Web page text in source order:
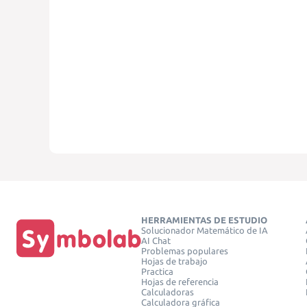
HERRAMIENTAS DE ESTUDIO
Solucionador Matemático de IA
AI Chat
Problemas populares
Hojas de trabajo
Practica
Hojas de referencia
Calculadoras
Calculadora gráfica